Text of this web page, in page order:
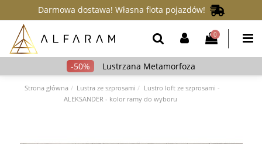
Darmowa dostawa! Własna flota pojazdów!
0
Lustrzana Metamorfoza
Strona główna Lustra ze szprosami
Lustro loft ze szprosami -
ALEKSANDER - kolor ramy do wyboru